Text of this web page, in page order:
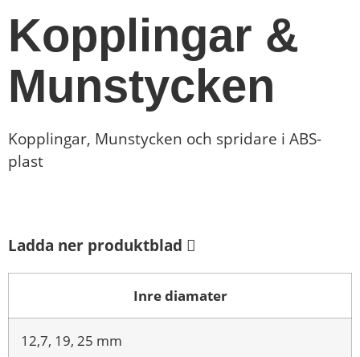
Kopplingar &
Munstycken
Kopplingar, Munstycken och spridare i ABS-
plast
Ladda ner produktblad
Inre diamater
12,7, 19, 25 mm